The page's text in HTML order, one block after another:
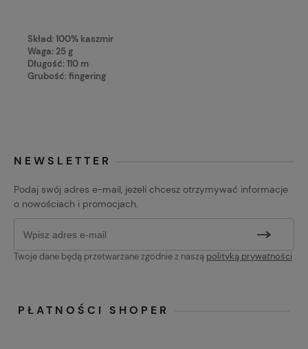
Skład: 100% kaszmir
Waga: 25 g
Długość: 110 m
Grubość: fingering
NEWSLETTER
Podaj swój adres e-mail, jeżeli chcesz otrzymywać informacje
o nowościach i promocjach.
Twoje dane będą przetwarzane zgodnie z naszą polityką prywatności
PŁATNOŚCI SHOPER